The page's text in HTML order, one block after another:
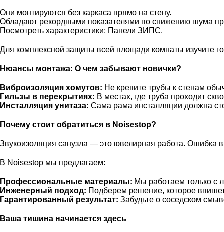
Они монтируются без каркаса прямо на стену.
Обладают рекордными показателями по снижению шума
Посмотреть характеристики: Панели ЗИПС.
Для комплексной защиты всей площади комнаты изучите
Нюансы монтажа: О чем забывают новички?
Виброизоляция хомутов: Не крепите трубы к стенам
Гильзы в перекрытиях: В местах, где труба проходит
Инсталляция унитаза: Сама рама инсталляции должна
Почему стоит обратиться в Noisestop?
Звукоизоляция санузла — это ювелирная работа. Ошибка
В Noisestop мы предлагаем:
Профессиональные материалы: Мы работаем только с
Инженерный подход: Подберем решение, которое
Гарантированный результат: Забудьте о соседском
Ваша тишина начинается здесь